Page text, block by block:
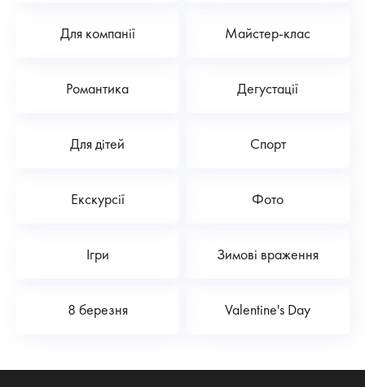
Для компанії Майстер-клас
Романтика Дегустації
Для дітей Спорт
Екскурсії Фото
Ігри Зимові враження
8 березня Valentine's Day